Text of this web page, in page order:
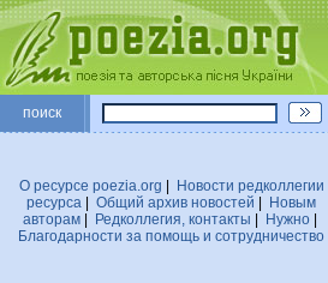
поиск
О ресурсе poezia.org
Новости редколлегии
ресурса
Общий архив новостей
Новым
авторам| Редколлегия, контакты Нужно|
Благодарности за помощь и сотрудничество